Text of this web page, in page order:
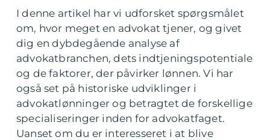
I denne artikel har vi udforsket spørgsmålet
om, hvor meget en advokat tjener, og givet
dig en dybdegående analyse af
advokatbranchen, dets indtjeningspotentiale
og de faktorer, der påvirker lønnen. Vi har
også set på historiske udviklinger i
advokatlønninger og betragtet de forskellige
specialiseringer inden for advokatfaget.
Uanset om du er interesseret i at blive